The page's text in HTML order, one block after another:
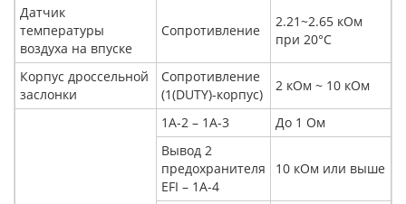
Датчик
температуры
воздуха на впуске
Сопротивление
2.21~2.65 кОм
при 20°С
Корпус дроссельной
заслонки
Сопротивление
(1(DUTY)-корпус)
2 кОм ~ 10 кОм
1А-2 – 1А-3
До 1 Ом
Вывод 2
предохранителя
EFI – 1А-4
10 кОм или выше